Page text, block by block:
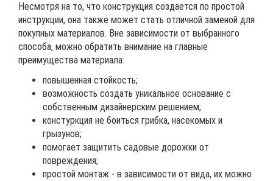
Несмотря на то, что конструкция создается по простой
инструкции, она также может стать отличной заменой для
покупных материалов. Вне зависимости от выбранного
способа, можно обратить внимание на главные
преимущества материала:
повышенная стойкость;
возможность создать уникальное основание с
собственным дизайнерским решением;
констуркция не боиться грибка, насекомых и
грызунов;
помогает защитить садовые дорожки от
повреждения;
простой монтаж - в зависимости от вида, их можно